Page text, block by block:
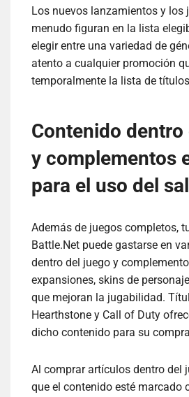
Los nuevos lanzamientos y los
menudo figuran en la lista
elegir entre una variedad de
atento a cualquier promoción
temporalmente la lista de
Contenido dentro
y complementos
para el uso del
Además de juegos completos,
Battle.Net puede gastarse en
dentro del juego y
expansiones, skins de
que mejoran la jugabilidad.
Hearthstone y Call of Duty
dicho contenido para su
Al comprar artículos dentro del
que el contenido esté marcado